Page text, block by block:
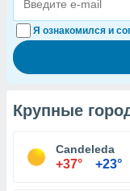
Я ознакомился и
Крупные
Candeleda
+37° +23°